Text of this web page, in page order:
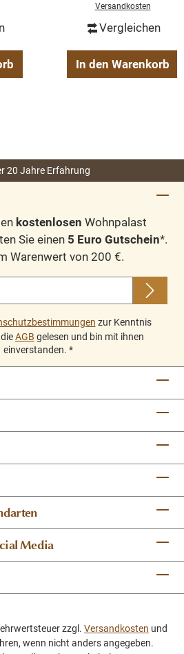
Versandkosten
Vergleichen
In den Warenkorb
20 Jahre Erfahrung
kostenlosen Wohnpalast
Sie einen 5 Euro Gutschein*.
Warenwert von 200 €.
zur Kenntnis
AGB gelesen und bin mit ihnen
einverstanden. *
Media
zzgl. Versandkosten und
wenn nicht anders angegeben.